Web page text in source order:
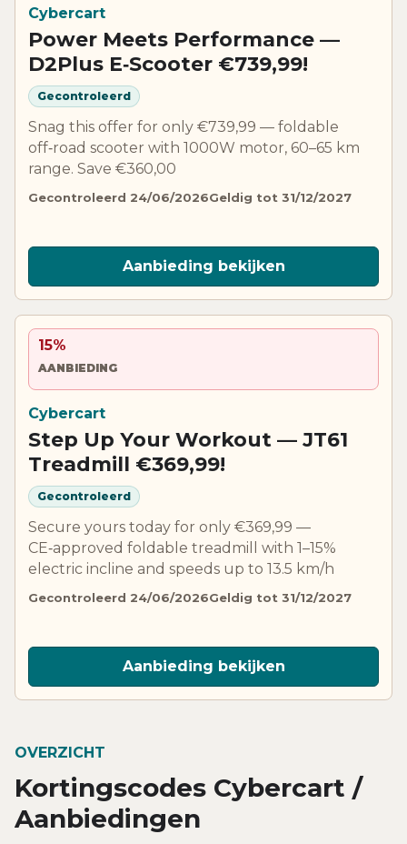
Cybercart
Power Meets Performance —
D2Plus E‑Scooter €739,99!
Gecontroleerd
Snag this offer for only €739,99 — foldable
off‑road scooter with 1000W motor, 60–65 km
range. Save €360,00
Gecontroleerd 24/06/2026Geldig tot 31/12/2027
Aanbieding bekijken
15%
AANBIEDING
Cybercart
Step Up Your Workout — JT61
Treadmill €369,99!
Gecontroleerd
Secure yours today for only €369,99 —
CE‑approved foldable treadmill with 1–15%
electric incline and speeds up to 13.5 km/h
Gecontroleerd 24/06/2026Geldig tot 31/12/2027
Aanbieding bekijken
OVERZICHT
Kortingscodes Cybercart /
Aanbiedingen